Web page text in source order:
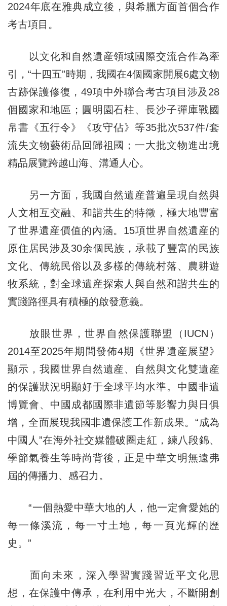
2024年底在雅典成立後，與希臘方面首個合作
考古項目。
以文化和自然遺産領域國際交流合作為牽
引，“十四五”時期，我國在4個國家開展6處文物
古跡保護修復，49項中外聯合考古項目涉及28
個國家和地區；圓明園石柱、長沙子彈庫戰國
帛書《五行令》《攻守佔》等35批次537件/套
流失文物藝術品回歸祖國；一大批文物進出境
精品展覽跨越山海、溝通人心。
另一方面，我國自然遺産普遍呈現自然與
人文相互交融、和諧共生的特徵，極大地豐富
了世界遺産價值的內涵。15項世界自然遺産的
原住居民涉及30余個民族，承載了豐富的民族
文化、傳統民俗以及多樣的傳統村落、農耕遊
牧系統，對全球遺産探索人與自然和諧共生的
實踐路徑具有積極的啟發意義。
放眼世界，世界自然保護聯盟（IUCN）
2014至2025年期間發佈4期《世界遺産展望》
顯示，我國世界自然遺産、自然與文化雙遺産
的保護狀況明顯好于全球平均水準。中國非遺
博覽會、中國成都國際非遺節等影響力與日俱
增，全面展現我國非遺保護工作新成果。“成為
中國人”在海外社交媒體破圈走紅，練八段錦、
學節氣養生等時尚背後，正是中華文明無遠弗
屆的傳播力、感召力。
“一個熱愛中華大地的人，他一定會愛她的
每一條溪流，每一寸土地，每一頁光輝的歷
史。”
面向未來，深入學習實踐習近平文化思
想，在保護中傳承，在利用中光大，不斷開創